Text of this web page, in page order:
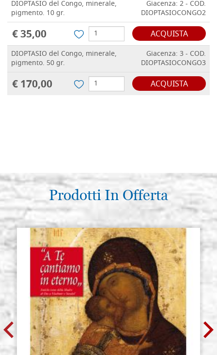
DIOPTASIO del Congo, minerale,
pigmento. 10 gr.
Giacenza: 2 - COD.
DIOPTASIOCONGO2
€ 35,00 ACQUISTA
DIOPTASIO del Congo, minerale,
pigmento. 50 gr.
Giacenza: 3 - COD.
DIOPTASIOCONGO3
€ 170,00 ACQUISTA
Prodotti In Offerta